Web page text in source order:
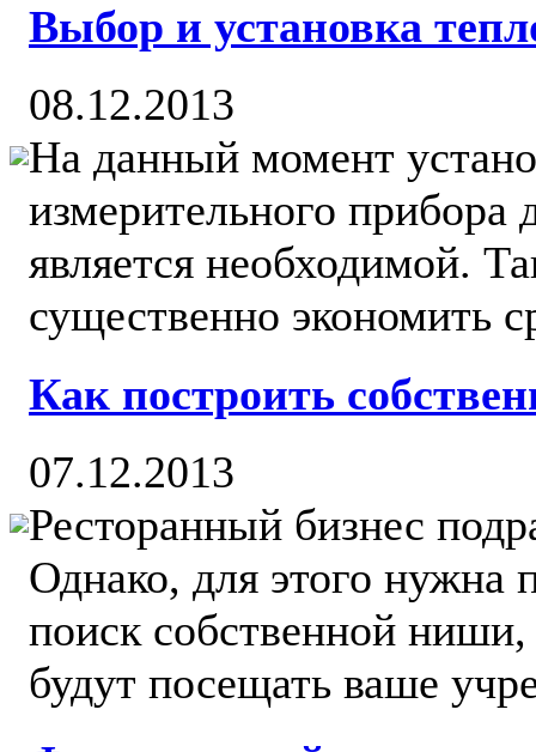
Выбор и установка
08.12.2013
На данный момент
измерительного прибора
является необходимой.
существенно экономить
Как построить
07.12.2013
Ресторанный бизнес
Однако, для этого нужна
поиск собственной
будут посещать ваше